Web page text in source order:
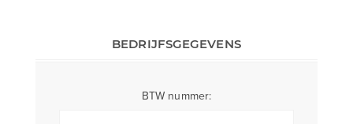
BEDRIJFSGEGEVENS
BTW nummer: